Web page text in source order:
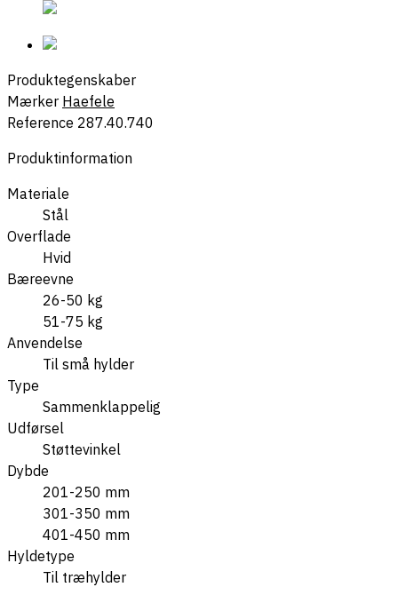
Produktegenskaber
Mærker Haefele
Reference 287.40.740
Produktinformation
Materiale
Stål
Overflade
Hvid
Bæreevne
26-50 kg
51-75 kg
Anvendelse
Til små hylder
Type
Sammenklappelig
Udførsel
Støttevinkel
Dybde
201-250 mm
301-350 mm
401-450 mm
Hyldetype
Til træhylder